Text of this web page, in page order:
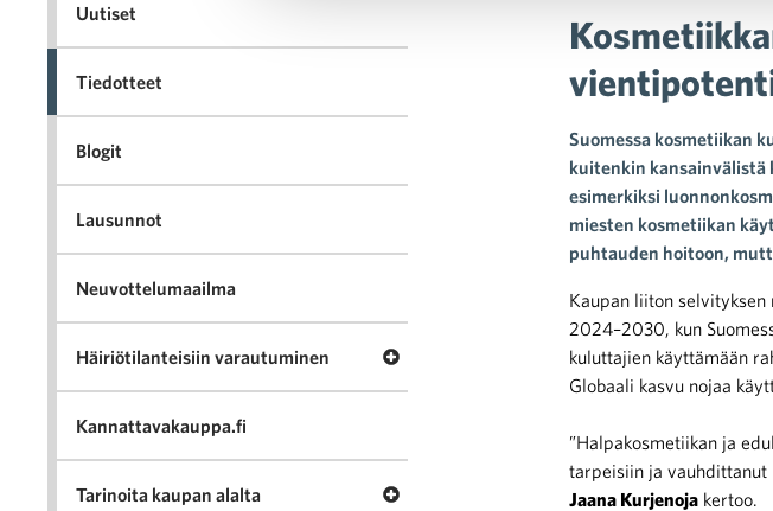
Suomessa kosmetiikan
kuitenkin kansainvälistä
esimerkiksi
miesten kosmetiikan
puhtauden hoitoon,
Kaupan liiton selvityksen
2024–2030, kun
kuluttajien käyttämään
Globaali kasvu nojaa
”Halpakosmetiikan ja
tarpeisiin ja vauhdittanut
Jaana Kurjenoja kertoo.
Uutiset
Tiedotteet
Blogit
Lausunnot
Neuvottelumaailma
Häiriötilanteisiin varautuminen Avaa valikko Häiriötilanteisiin varautuminen
Kannattavakauppa.fi
Tarinoita kaupan alalta Avaa valikko Tarinoita kaupan alalta